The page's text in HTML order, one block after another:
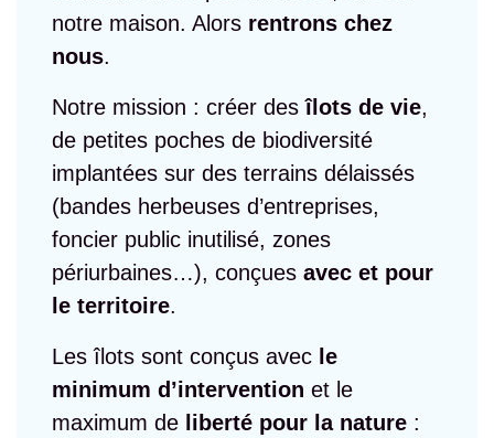
notre maison. Alors rentrons chez
nous.
Notre mission : créer desîlots de vie,
de petites poches de biodiversité
implantées sur des terrains délaissés
(bandes herbeuses d’entreprises,
foncier public inutilisé, zones
périurbaines…), conçues avec et pour
le territoire.
Les îlots sont conçus avec le
minimum d’intervention et le
maximum de liberté pour la nature :